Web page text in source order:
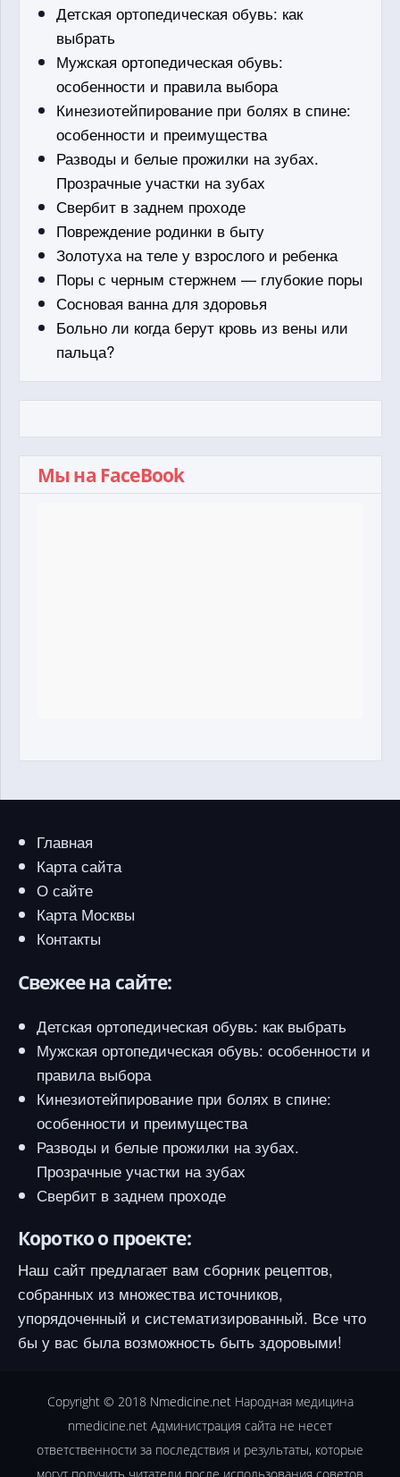
Детская ортопедическая обувь: как
выбрать
Мужская ортопедическая обувь:
особенности и правила выбора
Кинезиотейпирование при болях в спине:
особенности и преимущества
Разводы и белые прожилки на зубах.
Прозрачные участки на зубах
Свербит в заднем проходе
Повреждение родинки в быту
Золотуха на теле у взрослого и ребенка
Поры с черным стержнем — глубокие поры
Сосновая ванна для здоровья
Больно ли когда берут кровь из вены или
пальца?
Мы на FaceBook
Главная
Карта сайта
О сайте
Карта Москвы
Контакты
Свежее на сайте:
Детская ортопедическая обувь: как выбрать
Мужская ортопедическая обувь: особенности и
правила выбора
Кинезиотейпирование при болях в спине:
особенности и преимущества
Разводы и белые прожилки на зубах.
Прозрачные участки на зубах
Свербит в заднем проходе
Коротко о проекте:
Наш сайт предлагает вам сборник рецептов,
собранных из множества источников,
упорядоченный и систематизированный. Все что
бы у вас была возможность быть здоровыми!
Copyright © 2018 Nmedicine.netНародная медицина
nmedicine.net Администрация сайта не несет
ответственности за последствия и результаты, которые